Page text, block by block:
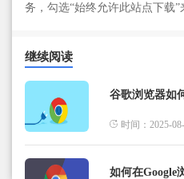
务，勾选“始终允许此站点下载”
继续阅读
谷歌浏览器如
时间：2025-
如何在Google